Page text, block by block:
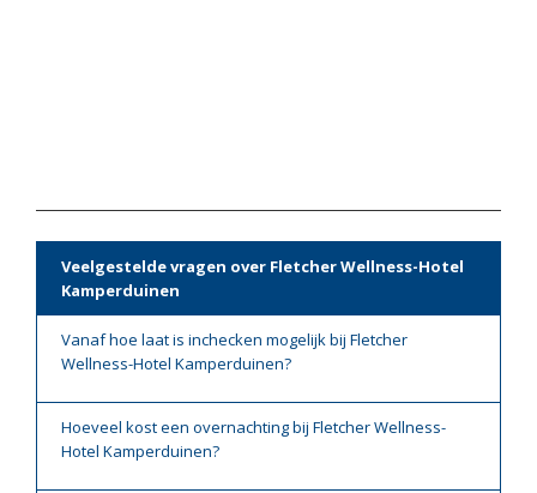
Veelgestelde vragen over Fletcher Wellness-Hotel
Kamperduinen
Vanaf hoe laat is inchecken mogelijk bij Fletcher
Wellness-Hotel Kamperduinen?
Hoeveel kost een overnachting bij Fletcher Wellness-
Hotel Kamperduinen?